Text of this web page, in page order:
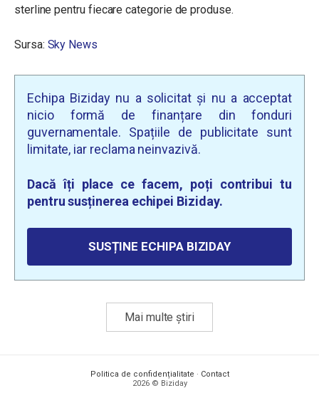
sterline pentru fiecare categorie de produse.
Sursa: Sky News
Echipa Biziday nu a solicitat și nu a acceptat
nicio formă de finanțare din fonduri
guvernamentale. Spațiile de publicitate sunt
limitate, iar reclama neinvazivă.
Dacă îți place ce facem, poți contribui tu
pentru susținerea echipei Biziday.
SUSȚINE ECHIPA BIZIDAY
Mai multe știri
Politica de confidențialitate · Contact
2026 © Biziday